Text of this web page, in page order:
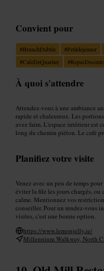
Convient pour
#BrunchDublin #Petitdejeuner
#CafeDeQuartier #
À quoi s'attendre
Attendez-vous à une ambiance
rapide et chaleureux. Les
avez faim. L'espace intérieur est
long du chemin piéton. Le café
Planifiez votre visite
Venez avec un peu de temps
éviter la file les jours chargés, ou
calme. Mentionnez vos
conseiller. Pour un rendez-vous
visites, c'est une bonne option.
https://www.lemonjelly.ie/
Millennium Walkway, North